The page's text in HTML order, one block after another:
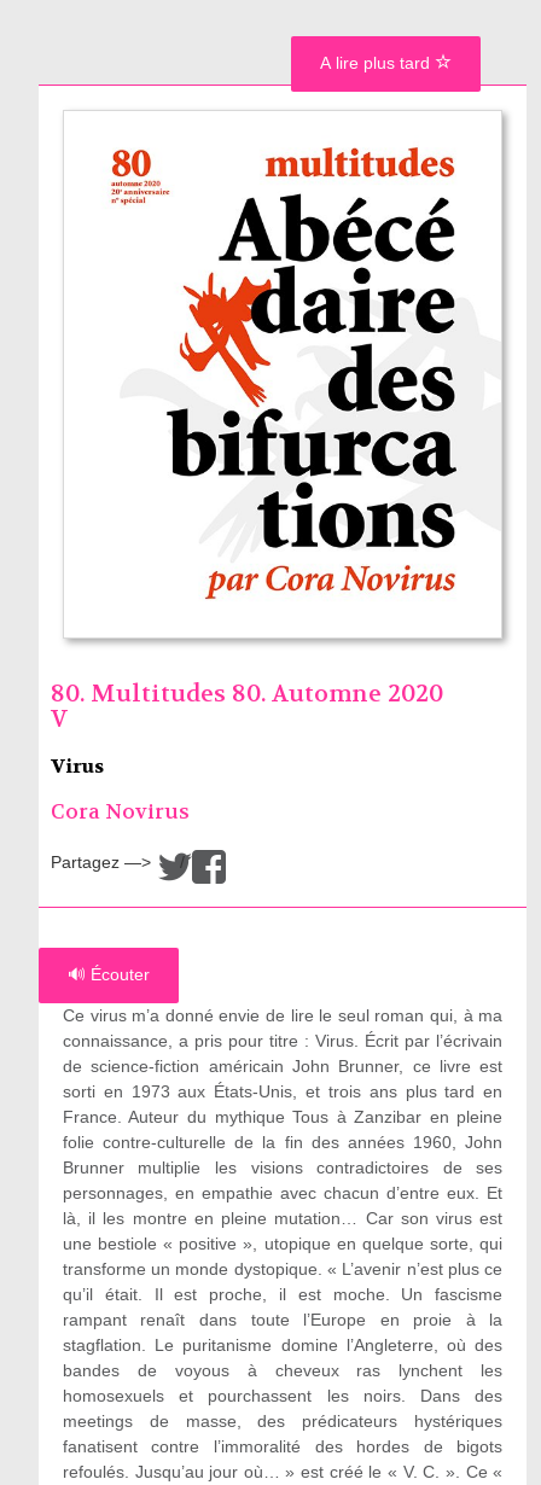
80. Multitudes 80. Automne 2020
V
Virus
Cora Novirus
Partagez —> /
🔊 Écouter
Ce virus m’a donné envie de lire le seul roman qui, à ma
connaissance, a pris pour titre : Virus. Écrit par l’écrivain
de science-fiction américain John Brunner, ce livre est
sorti en 1973 aux États-Unis, et trois ans plus tard en
France. Auteur du mythique Tous à Zanzibar en pleine
folie contre-culturelle de la fin des années 1960, John
Brunner multiplie les visions contradictoires de ses
personnages, en empathie avec chacun d’entre eux. Et
là, il les montre en pleine mutation… Car son virus est
une bestiole « positive », utopique en quelque sorte, qui
transforme un monde dystopique. « L’avenir n’est plus ce
qu’il était. Il est proche, il est moche. Un fascisme
rampant renaît dans toute l’Europe en proie à la
stagflation. Le puritanisme domine l’Angleterre, où des
bandes de voyous à cheveux ras lynchent les
homosexuels et pourchassent les noirs. Dans des
meetings de masse, des prédicateurs hystériques
fanatisent contre l’immoralité des hordes de bigots
refoulés. Jusqu’au jour où… » est créé le « V. C. ». Ce «
A lire plus tard